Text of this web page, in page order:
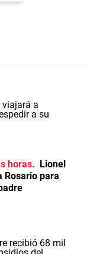
horas
Lionel
Rosario para